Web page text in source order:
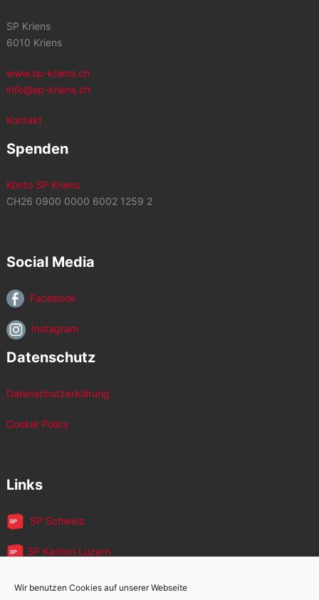
Wir benutzen Cookies auf unserer Webseite
SP Kriens
6010 Kriens
www.sp-kriens.ch
info@sp-kriens.ch
Kontakt
Spenden
Konto SP Kriens
CH26 0900 0000 6002 1259 2
Social Media
Facebook
Instagram
Datenschutz
Datenschutzerklärung
Cookie Policy
Links
SP Schweiz
SP Kanton Luzern
JUSO Luzern